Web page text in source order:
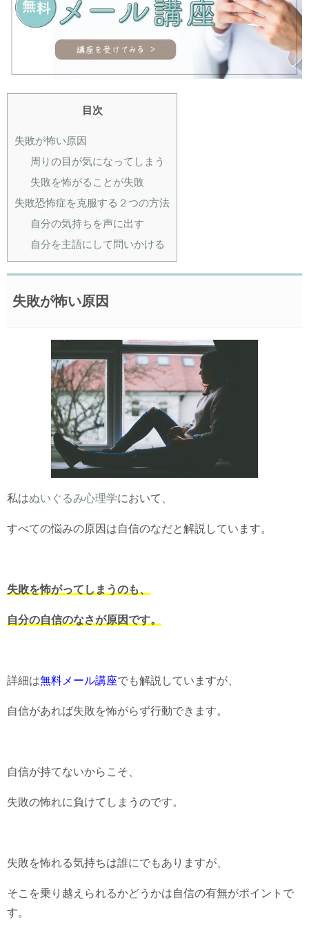
目次
失敗が怖い原因
周りの目が気になってしまう
失敗を怖がることが失敗
失敗恐怖症を克服する２つの方法
自分の気持ちを声に出す
自分を主語にして問いかける
失敗が怖い原因
私はぬいぐるみ心理学において、
すべての悩みの原因は自信のなだと解説しています。
失敗を怖がってしまうのも、
自分の自信のなさが原因です。
詳細は無料メール講座でも解説していますが、
自信があれば失敗を怖がらず行動できます。
自信が持てないからこそ、
失敗の怖れに負けてしまうのです。
失敗を怖れる気持ちは誰にでもありますが、
そこを乗り越えられるかどうかは自信の有無がポイントで
す。